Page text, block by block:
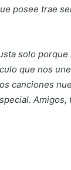
posee trae
solo
que nos
canciones
Amigos,